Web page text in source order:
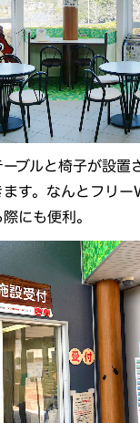
ブルと椅子が設置
ます。なんとフリ
にも便利。